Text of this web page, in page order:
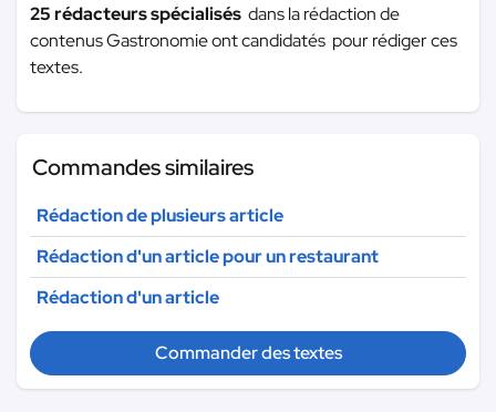
25 rédacteurs spécialisés dans la rédaction de
contenus Gastronomie ont candidatés pour rédiger ces
textes.
Commandes similaires
Rédaction de plusieurs article
Rédaction d'un article pour un restaurant
Rédaction d'un article
Commander des textes